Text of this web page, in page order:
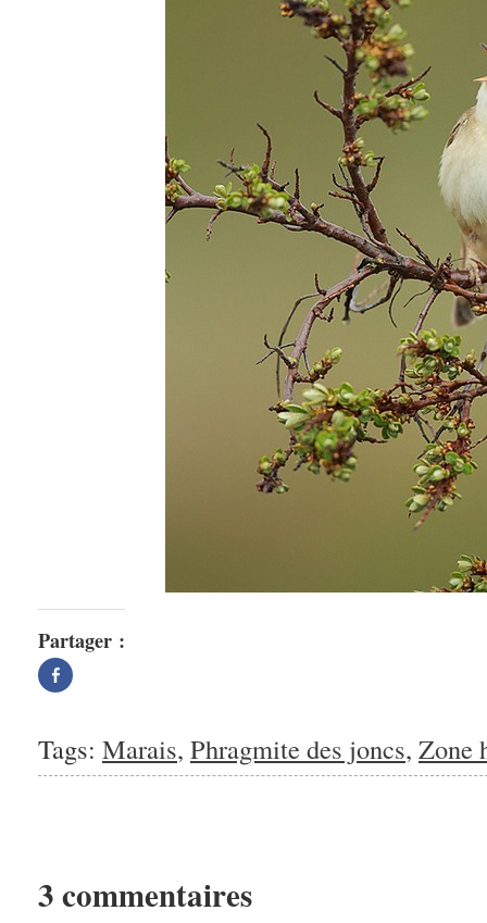
Partager :
Partager
sur
nouvelle
fenêtre)
Tags: Marais, Phragmite des joncs, Zone
3 commentaires